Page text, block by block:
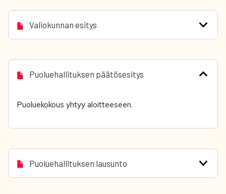
Valiokunnan esitys
Puoluehallituksen päätösesitys
Puoluekokous yhtyy aloitteeseen.
Puoluehallituksen lausunto